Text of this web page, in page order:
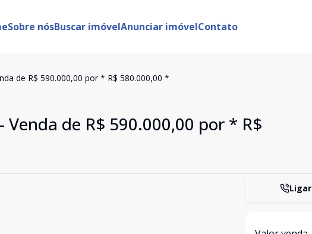
Sobre nósBuscar imóvelAnunciar imóvelContato
de R$ 590.000,00 por * R$ 580.000,00 *
de R$ 590.000,00 por * R$
Ligar